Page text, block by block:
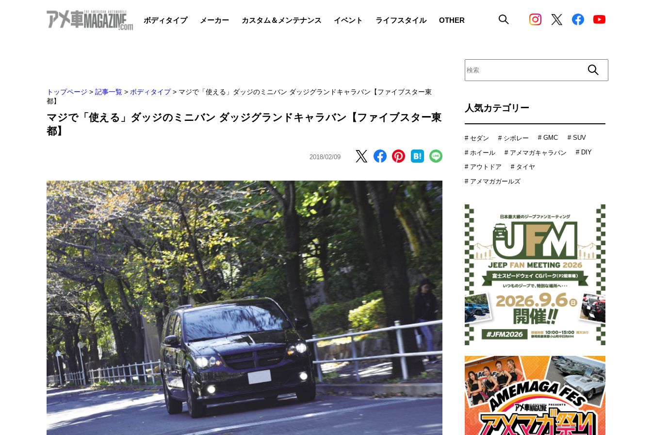
ボディタイプ メーカー カスタム＆メンテナンス イベント ライフスタイル OTHER
トップページ > 記事一覧 > ボディタイプ > マジで「使える」ダッジのミニバン ダッジグランドキャラバン【ファイブスター東
都】
マジで「使える」ダッジのミニバン ダッジグランドキャラバン【ファイブスター東
都】
2018/02/09
人気カテゴリー
# セダン # シボレー # GMC # SUV
# ホイール # アメマガキャラバン # DIY
# アウトドア
# タイヤ
# アメマガガールズ